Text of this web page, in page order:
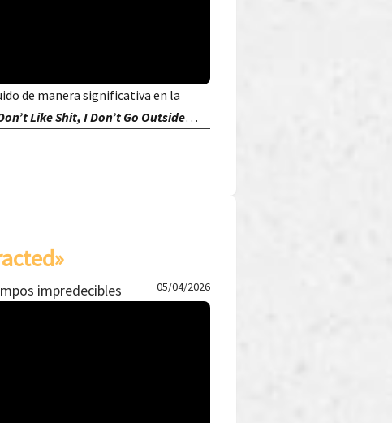
de manera significativa en la
Like Shit, I Don’t Go Outside…
impredecibles 05/04/2026